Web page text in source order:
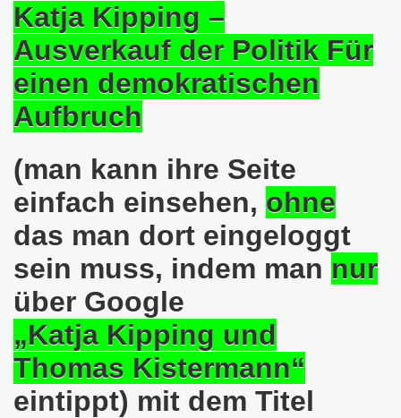
Katja Kipping –
Ausverkauf der Politik Für
einen demokratischen
Aufbruch
(man kann ihre Seite
einfach einsehen, ohne
das man dort eingeloggt
sein muss, indem man nur
über Google
„Katja Kipping und
Thomas Kistermann“
eintippt) mit dem Titel
am 10.10.2022: "Jin - Jiyan - Azadi -
Herbstdemonstration gegen die Politik der
ruft auf am 10.10.2022 zur Solidarität mit den
erst recht am 01.10.2022 nach Berlin zur
lädt am 12.09.2022 ein: Entlastungs-Paket
wir den III. Weltkrieg! Kommt zum Antikriegstag
ist bereit seit dem 22.08.2022 zu kämpfen
ruft auf am 22.08.2022 zum Protest und
Montagsdemo-Bewegung: Stärken wir
feierte am 11.07.2022 das 750. Jubiläum der
751. Gelsenkirchener Montagsdemo-Bewegung auf